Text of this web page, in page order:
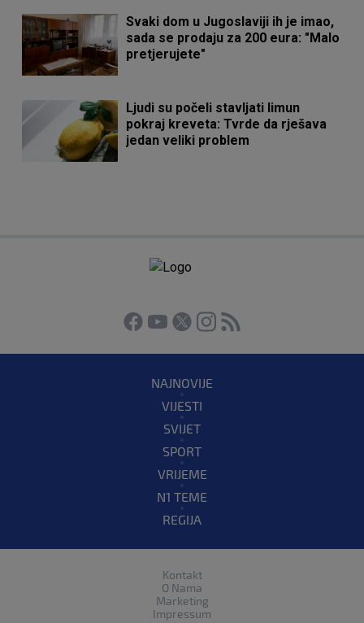
Svaki dom u Jugoslaviji ih je imao,
sada se prodaju za 200 eura: "Malo
pretjerujete"
Ljudi su počeli stavljati limun
pokraj kreveta: Tvrde da rješava
jedan veliki problem
NAJNOVIJE
VIJESTI
SVIJET
SPORT
VRIJEME
N1 TEME
REGIJA
Kontakt
O Nama
Marketing
Impressum